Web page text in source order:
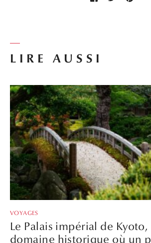
LIRE AUSSI
VOYAGES
Le Palais impérial de Kyoto,
domaine historique où un